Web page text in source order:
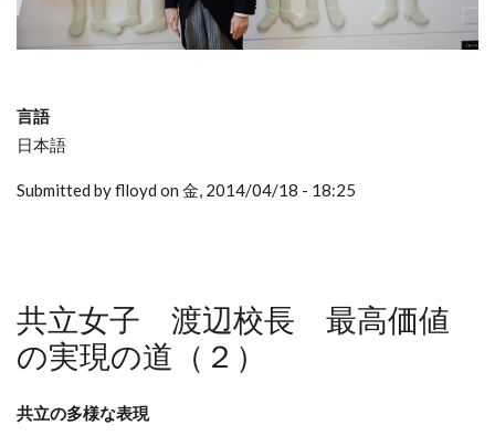
言語
日本語
Submitted by flloyd on 金, 2014/04/18 - 18:25
共立女子 渡辺校長 最高価値
の実現の道（２）
共立の多様な表現